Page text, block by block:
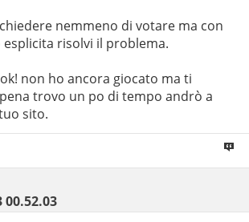
nemmeno di votare ma con
risolvi il problema.
non ho ancora giocato ma ti
trovo un po di tempo andrò a
sito.
00.52.03